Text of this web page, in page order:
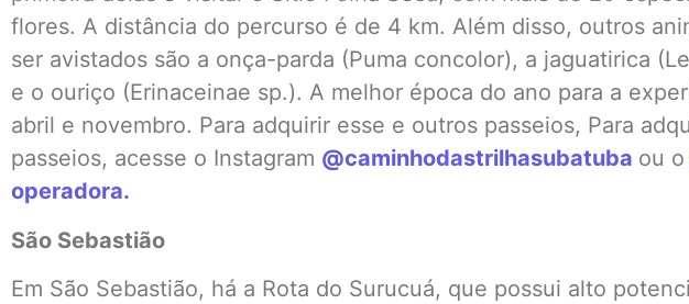
flores. A distância do percurso é de 4 km. Além disso, outros
ser avistados são a onça-parda (Puma concolor), a jaguatirica
e o ouriço (Erinaceinae sp.). A melhor época do ano para a
abril e novembro. Para adquirir esse e outros passeios, Para
passeios, acesse o Instagram @caminhodastrilhasubatuba ou o
operadora.
São Sebastião
Em São Sebastião, há a Rota do Surucuá, que possui alto